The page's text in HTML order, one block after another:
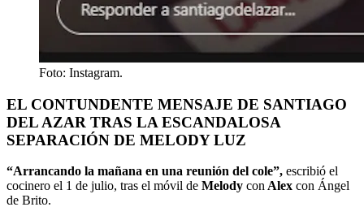
Foto: Instagram.
EL CONTUNDENTE MENSAJE DE SANTIAGO
DEL AZAR TRAS LA ESCANDALOSA
SEPARACIÓN DE MELODY LUZ
“Arrancando la mañana en una reunión del cole”, escribió el
cocinero el 1 de julio, tras el móvil de Melody con Alex con Ángel
de Brito.